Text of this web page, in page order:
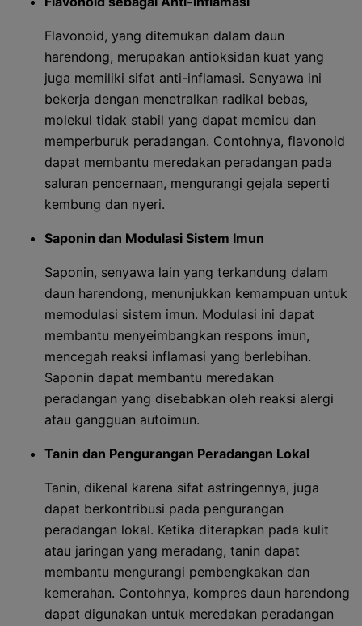
Flavonoid, yang ditemukan dalam daun
harendong, merupakan antioksidan kuat yang
juga memiliki sifat anti-inflamasi. Senyawa ini
bekerja dengan menetralkan radikal bebas,
molekul tidak stabil yang dapat memicu dan
memperburuk peradangan. Contohnya, flavonoid
dapat membantu meredakan peradangan pada
saluran pencernaan, mengurangi gejala seperti
kembung dan nyeri.
Saponin dan Modulasi Sistem Imun
Saponin, senyawa lain yang terkandung dalam
daun harendong, menunjukkan kemampuan untuk
memodulasi sistem imun. Modulasi ini dapat
membantu menyeimbangkan respons imun,
mencegah reaksi inflamasi yang berlebihan.
Saponin dapat membantu meredakan
peradangan yang disebabkan oleh reaksi alergi
atau gangguan autoimun.
Tanin dan Pengurangan Peradangan Lokal
Tanin, dikenal karena sifat astringennya, juga
dapat berkontribusi pada pengurangan
peradangan lokal. Ketika diterapkan pada kulit
atau jaringan yang meradang, tanin dapat
membantu mengurangi pembengkakan dan
kemerahan. Contohnya, kompres daun harendong
dapat digunakan untuk meredakan peradangan